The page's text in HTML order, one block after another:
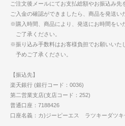
ご注文後メールにてお支払総額やお振込み先
ご入金の確認ができましたら、商品を発送い
※購入時間、商品により、発送にお時間をい
ご了承ください。
※振り込み手数料はお客様負担でお願いいた
予めご了承ください。
【振込先】
楽天銀行 (銀行コード：0036)
第二営業支店(支店コード：252)
普通口座：7188426
口座名義：カ)ジーピーエス ラツキーダツキ